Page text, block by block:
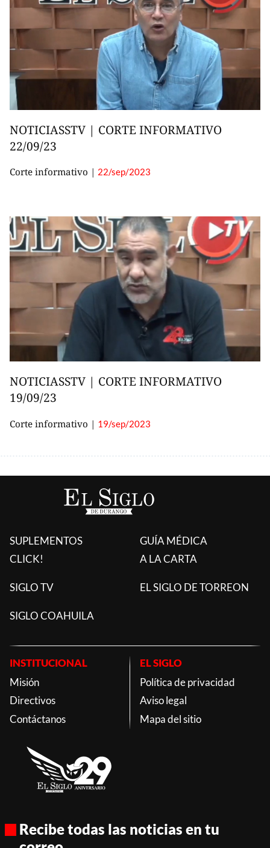
SUPLEMENTOS
CLICK!
GUÍA MÉDICA
A LA CARTA
SIGLO TV EL SIGLO DE TORREON
SIGLO COAHUILA
INSTITUCIONAL
Misión
Directivos
Contáctanos
EL SIGLO
Política de privacidad
Aviso legal
Mapa del sitio
Recibe todas las noticias en tu